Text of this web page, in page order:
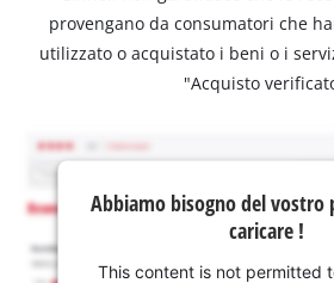
provengano da consumatori che
utilizzato o acquistato i beni o i
"Acquisto
Abbiamo bisogno del vostro
caricare !
This content is not permitted